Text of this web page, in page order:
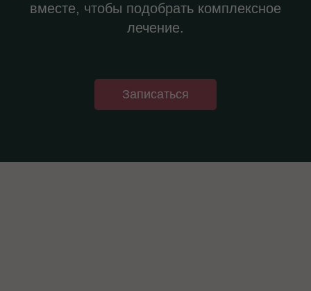
вместе, чтобы подобрать комплексное
лечение.
Записаться